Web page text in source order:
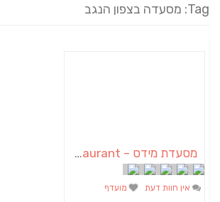
Tag: מסעדה בצפון הנגב
מסעדת מידס – Mides Brazilian Restaurant
אין חוות דעת מועדף